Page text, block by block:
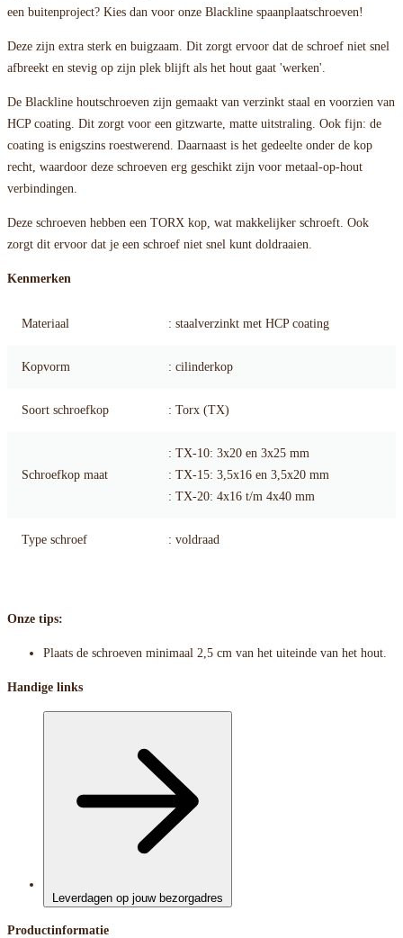
een buitenproject? Kies dan voor onze Blackline spaanplaatschroeven!
Deze zijn extra sterk en buigzaam. Dit zorgt ervoor dat de schroef niet snel
afbreekt en stevig op zijn plek blijft als het hout gaat 'werken'.
De Blackline houtschroeven zijn gemaakt van verzinkt staal en voorzien van
HCP coating. Dit zorgt voor een gitzwarte, matte uitstraling. Ook fijn: de
coating is enigszins roestwerend. Daarnaast is het gedeelte onder de kop
recht, waardoor deze schroeven erg geschikt zijn voor metaal-op-hout
verbindingen.
Deze schroeven hebben een TORX kop, wat makkelijker schroeft. Ook
zorgt dit ervoor dat je een schroef niet snel kunt doldraaien.
Kenmerken
Materiaal : staalverzinkt met HCP coating
Kopvorm : cilinderkop
Soort schroefkop : Torx (TX)
Schroefkop maat
: TX-10: 3x20 en 3x25 mm
: TX-15: 3,5x16 en 3,5x20 mm
: TX-20: 4x16 t/m 4x40 mm
Type schroef : voldraad
Onze tips:
Plaats de schroeven minimaal 2,5 cm van het uiteinde van het hout.
Handige links
Leverdagen op jouw bezorgadres
Productinformatie